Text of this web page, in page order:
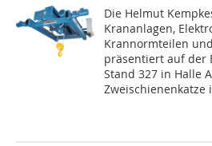
Die Helmut
Krananlagen,
Krannormteilen
präsentiert auf der
Stand 327 in Halle
Zweischienenkatze